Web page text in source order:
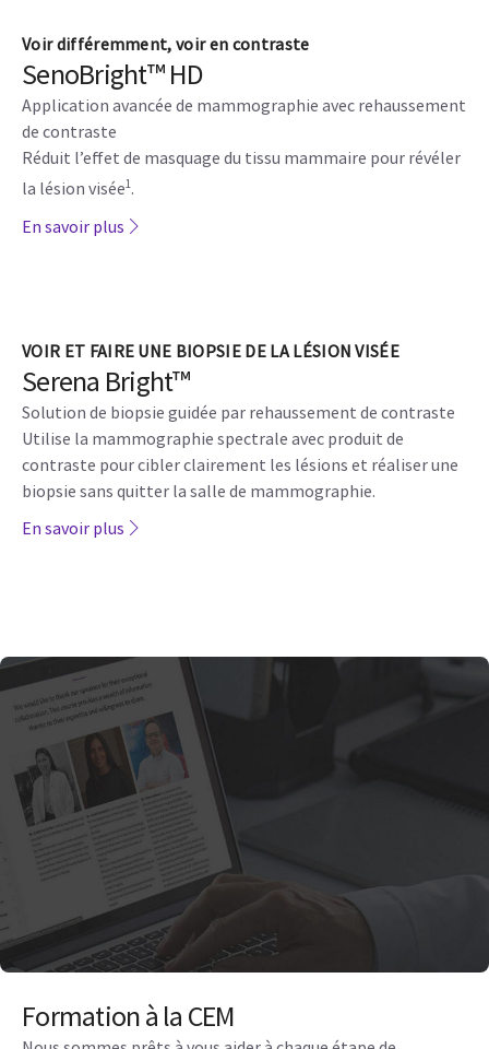
Voir différemment, voir en contraste
SenoBright™ HD
Application avancée de mammographie avec rehaussement
de contraste
Réduit l’effet de masquage du tissu mammaire pour révéler
la lésion visée1.
En savoir plus
VOIR ET FAIRE UNE BIOPSIE DE LA LÉSION VISÉE
Serena Bright™
Solution de biopsie guidée par rehaussement de contraste
Utilise la mammographie spectrale avec produit de
contraste pour cibler clairement les lésions et réaliser une
biopsie sans quitter la salle de mammographie.
En savoir plus
Formation à la CEM